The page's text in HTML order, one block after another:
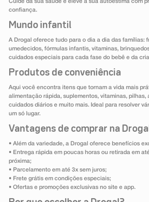
Cuide da sua saúde e eleve a sua autoestima com
confiança.
Mundo infantil
A Drogal oferece tudo para o dia a dia das famílias:
umedecidos, fórmulas infantis, vitaminas,
cuidados especiais para cada fase do bebê e da
Produtos de conveniência
Aqui você encontra itens que tornam a vida mais
alimentação rápida, suplementos, vitaminas, pilhas,
cuidados diários e muito mais. Ideal para resolver
um só lugar.
Vantagens de comprar na
• Além da variedade, a Drogal oferece benefícios
• Entrega rápida em poucas horas ou retirada em
próxima;
• Parcelamento em até 3x sem juros;
• Frete grátis em condições especiais;
• Ofertas e promoções exclusivas no site e app.